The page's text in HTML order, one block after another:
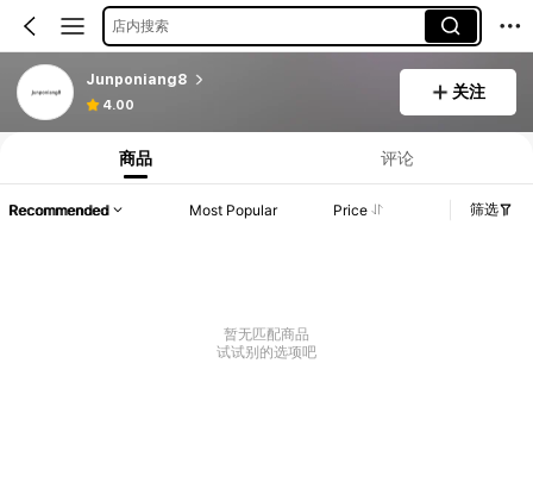
店内搜索
Junponiang8
4.00
关注
商品 评论
Recommended Most Popular Price 筛选
暂无匹配商品
试试别的选项吧